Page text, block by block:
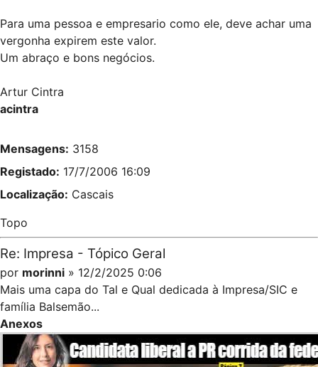
Para uma pessoa e empresario como ele, deve achar uma
vergonha expirem este valor.
Um abraço e bons negócios.
Artur Cintra
acintra
Mensagens: 3158
Registado: 17/7/2006 16:09
Localização: Cascais
Topo
Re: Impresa - Tópico Geral
por morinni » 12/2/2025 0:06
Mais uma capa do Tal e Qual dedicada à Impresa/SIC e
família Balsemão...
Anexos